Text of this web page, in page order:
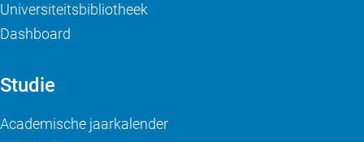
Universiteitsbibliotheek
Dashboard
Studie
Academische jaarkalender